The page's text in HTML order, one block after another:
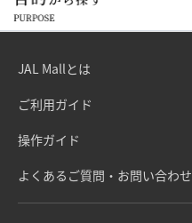
JAL Mallとは
ご利用ガイド
操作ガイド
よくあるご質問・お問い合わせ